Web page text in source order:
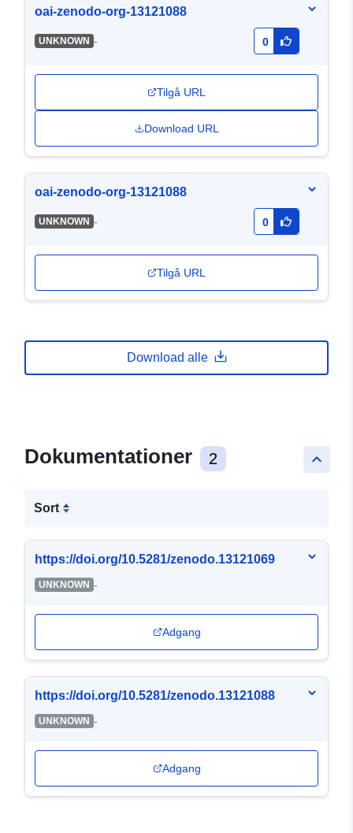
oai-zenodo-org-13121088
UNKNOWN - 0
Tilgå URL
Download URL
oai-zenodo-org-13121088
UNKNOWN - 0
Tilgå URL
Download alle
keyboard_arrow_up
Dokumentationer 2
Sort
https://doi.org/10.5281/zenodo.13121069
UNKNOWN -
Adgang
https://doi.org/10.5281/zenodo.13121088
UNKNOWN -
Adgang